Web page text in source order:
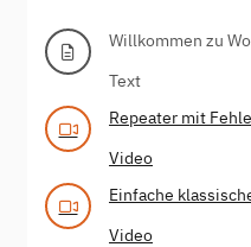
Willkommen zu
Text
Repeater mit
Video
Einfache
Video